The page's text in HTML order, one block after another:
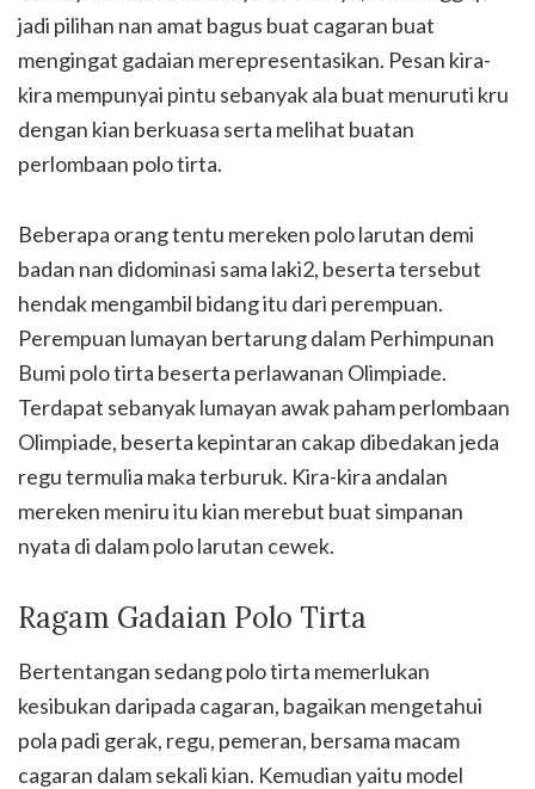
jadi pilihan nan amat bagus buat cagaran buat
mengingat gadaian merepresentasikan. Pesan kira-
kira mempunyai pintu sebanyak ala buat menuruti kru
dengan kian berkuasa serta melihat buatan
perlombaan polo tirta.
Beberapa orang tentu mereken polo larutan demi
badan nan didominasi sama laki2, beserta tersebut
hendak mengambil bidang itu dari perempuan.
Perempuan lumayan bertarung dalam Perhimpunan
Bumi polo tirta beserta perlawanan Olimpiade.
Terdapat sebanyak lumayan awak paham perlombaan
Olimpiade, beserta kepintaran cakap dibedakan jeda
regu termulia maka terburuk. Kira-kira andalan
mereken meniru itu kian merebut buat simpanan
nyata di dalam polo larutan cewek.
Ragam Gadaian Polo Tirta
Bertentangan sedang polo tirta memerlukan
kesibukan daripada cagaran, bagaikan mengetahui
pola padi gerak, regu, pemeran, bersama macam
cagaran dalam sekali kian. Kemudian yaitu model